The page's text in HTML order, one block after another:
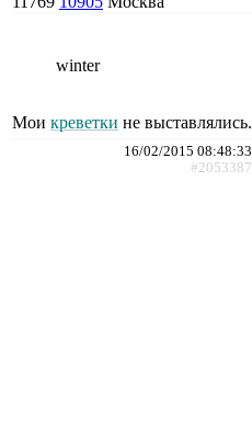
winter
Мои креветки не выставлялись.
16/02/2015 08:48:33
#2053387